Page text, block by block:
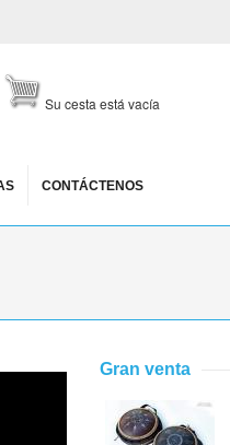
Su cesta está vacía
CONTÁCTENOS
Gran venta